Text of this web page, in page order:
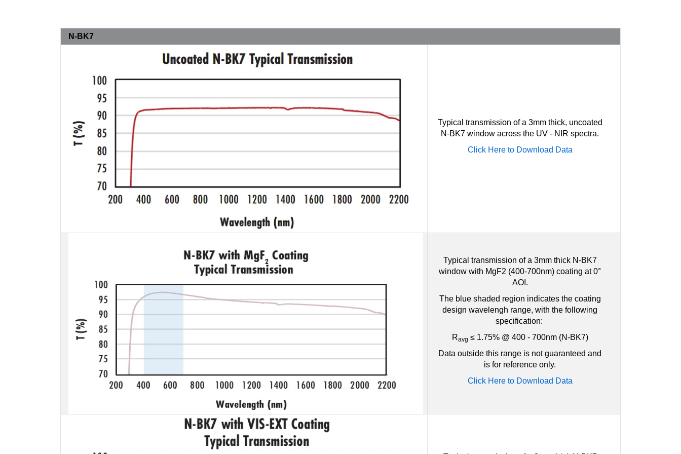
N-BK7
Typical transmission of a 3mm thick, uncoated
N-BK7 window across the UV - NIR spectra.
Click Here to Download Data
Typical transmission of a 3mm thick N-BK7
window with MgF2 (400-700nm) coating at 0°
AOI.
The blue shaded region indicates the coating
design wavelengh range, with the following
specification:
Ravg ≤ 1.75% @ 400 - 700nm (N-BK7)
Data outside this range is not guaranteed and
is for reference only.
Click Here to Download Data